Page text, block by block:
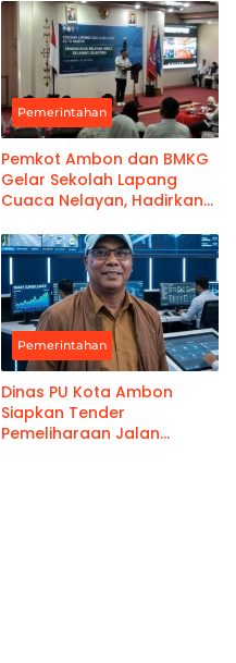
Kanwil Pemasyarakatan
Maluku
Pemerintahan
Pemkot Ambon dan BMKG
Gelar Sekolah Lapang
Cuaca Nelayan, Hadirkan
Pemerintahan
Dinas PU Kota Ambon
Siapkan Tender
Pemeliharaan Jalan